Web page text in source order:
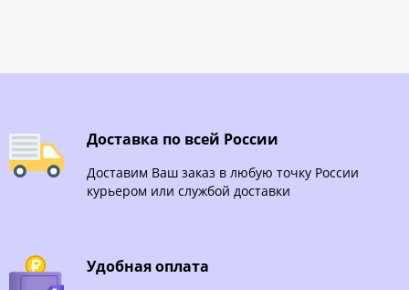
Доставка по всей России
Доставим Ваш заказ в любую точку России
курьером или службой доставки
Удобная оплата